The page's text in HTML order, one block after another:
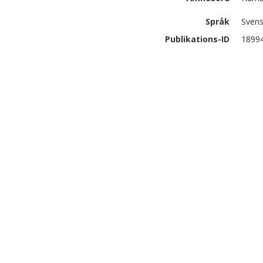
Språk
Publikations-ID